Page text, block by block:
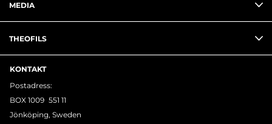
MEDIA
THEOFILS
KONTAKT
Postadress:
BOX 1009 551 11
Jönköping, Sweden